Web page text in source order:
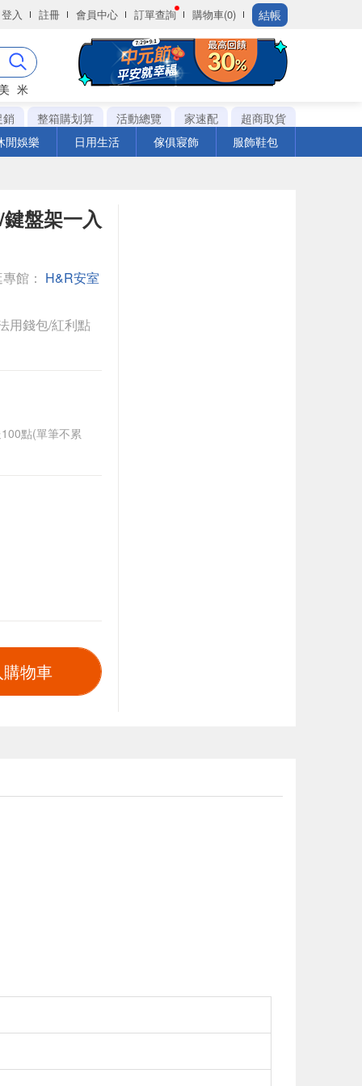
登入 註冊 會員中心 訂單查詢 購物車(0) 結帳
米
銷
整箱購划算 活動總覽 家速配
超商取貨
閒娛樂
日用生活 傢俱寢飾 服飾鞋包
盤架一入
館： H&R安室
用錢包/紅利點
點(單筆不累
物車